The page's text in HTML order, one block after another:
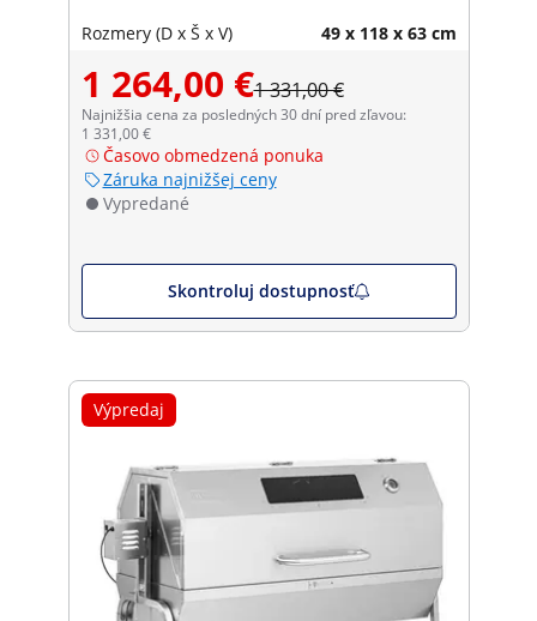
Rozmery (D x Š x V) 49 x 118 x 63 cm
1 264,00 €1 331,00 €
Najnižšia cena za posledných 30 dní pred zľavou:
1 331,00 €
Časovo obmedzená ponuka
Záruka najnižšej ceny
Vypredané
Skontroluj dostupnosť
Výpredaj